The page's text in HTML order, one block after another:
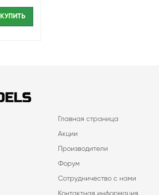
КУПИТЬ
Главная страница
Акции
Производители
Форум
Сотрудничество с нами
Контактная информация